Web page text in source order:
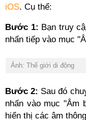
iOS. Cụ thể:
Bước 1: Bạn truy
nhấn tiếp vào mục
Ảnh: Thế giới di động
Bước 2: Sau đó
nhấn vào mục "Âm
hiển thị các âm